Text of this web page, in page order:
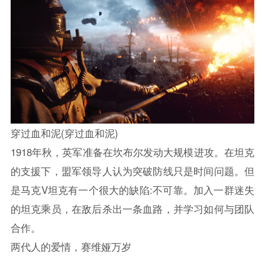
穿过血和泥(穿过血和泥)
1918年秋，英军准备在坎布尔发动大规模进攻。在坦克
的支援下，盟军领导人认为突破防线只是时间问题。但
是马克V坦克有一个很大的缺陷:不可靠。加入一群迷失
的坦克乘员，在敌后杀出一条血路，并学习如何与团队
合作。
两代人的爱情，赛维娅万岁